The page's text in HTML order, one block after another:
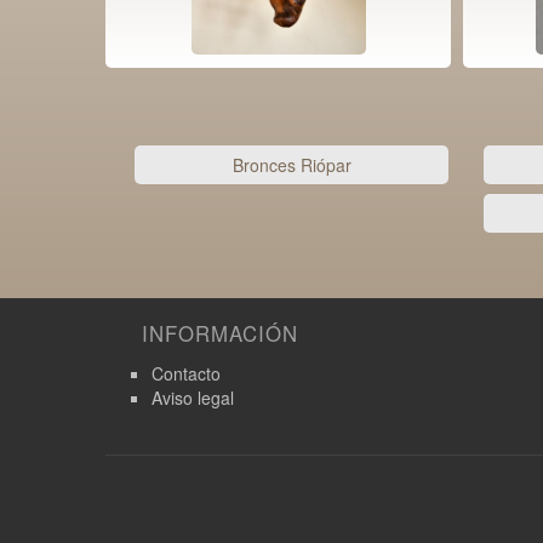
Bronces Riópar
INFORMACIÓN
Contacto
Aviso legal